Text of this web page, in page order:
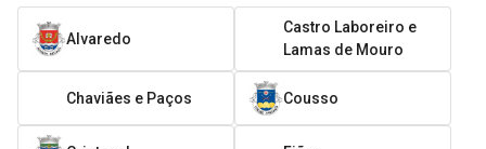
Alvaredo
Castro Laboreiro e
Lamas de Mouro
Chaviães e Paços Cousso